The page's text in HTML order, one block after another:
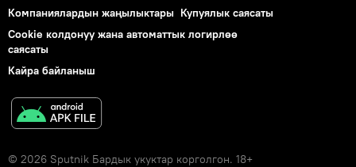
Компаниялардын жаңылыктары Купуялык саясаты
Cookie колдонуу жана автоматтык логирлөө
саясаты
Кайра байланыш
© 2026 Sputnik Бардык укуктар корголгон. 18+